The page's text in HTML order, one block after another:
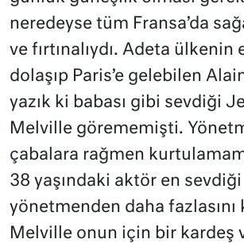
neredeyse tüm Fransa’da
ve fırtınalıydı. Adeta ülkenin
dolaşıp Paris’e gelebilen
yazık ki babası gibi sevdiği
Melville görememişti.
çabalara rağmen
38 yaşındaki aktör en sevdiği
yönetmenden daha fazlasını
Melville onun için bir kardeş